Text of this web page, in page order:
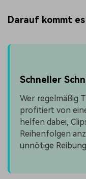
Darauf kommt
Schneller
Wer regelmäßig
profitiert von
helfen dabei,
Reihenfolgen
unnötige